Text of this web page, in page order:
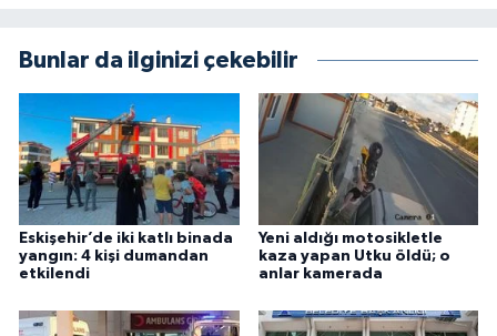
Bunlar da ilginizi çekebilir
Eskişehir’de iki katlı binada
yangın: 4 kişi dumandan
etkilendi
Yeni aldığı motosikletle
kaza yapan Utku öldü; o
anlar kamerada